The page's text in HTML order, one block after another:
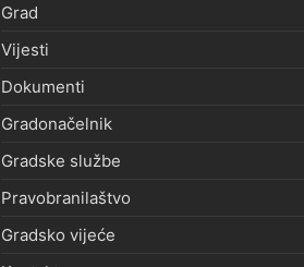
Grad
Vijesti
Dokumenti
Gradonačelnik
Gradske službe
Pravobranilaštvo
Gradsko vijeće